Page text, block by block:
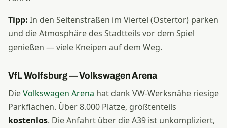
Tipp: In den Seitenstraßen im Viertel (Ostertor) parken
und die Atmosphäre des Stadtteils vor dem Spiel
genießen — viele Kneipen auf dem Weg.
VfL Wolfsburg — Volkswagen Arena
DieVolkswagen Arena hat dank VW-Werksnähe riesige
Parkflächen. Über 8.000 Plätze, größtenteils
kostenlos. Die Anfahrt über die A39 ist unkompliziert,